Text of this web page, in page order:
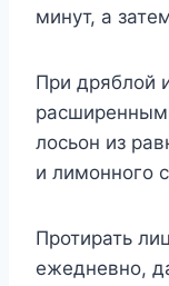
минут, а
При дряблой
лосьон из
и лимонного
Протирать
ежедневно,